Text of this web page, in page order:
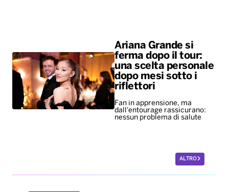
Ariana Grande si
ferma dopo il tour:
una scelta personale
dopo mesi sotto i
riflettori
Fan in apprensione, ma
dall'entourage rassicurano:
nessun problema di salute
ALTRO